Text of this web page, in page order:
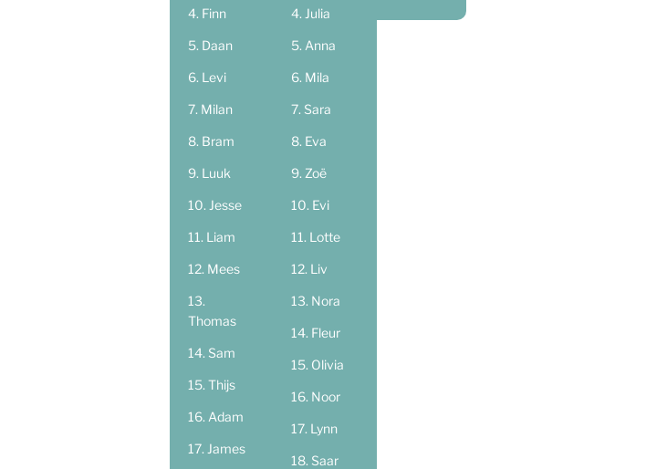
Finn
Daan
Levi
Milan
Bram
Luuk
Jesse
Liam
Mees
Thomas
Sam
Thijs
Adam
James
Julia
Anna
Mila
Sara
Eva
Zoë
Evi
Lotte
Liv
Nora
Fleur
Olivia
Noor
Lynn
Saar